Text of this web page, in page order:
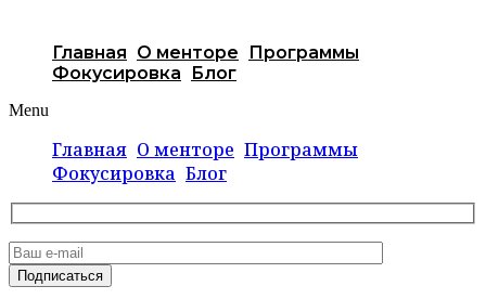
Главная О менторе
Программы
Фокусировка
Блог
Menu
Главная О менторе Программы
Фокусировка Блог